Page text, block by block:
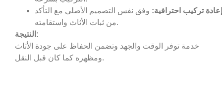
إعادة تركيب احترافية: وفق نفس التصميم الأصلي مع التأكد
من ثبات الأثاث واستقامته.
النتيجة:
خدمة توفر الوقت والجهد وتضمن الحفاظ على جودة الأثاث
ومظهره كما كان قبل النقل.